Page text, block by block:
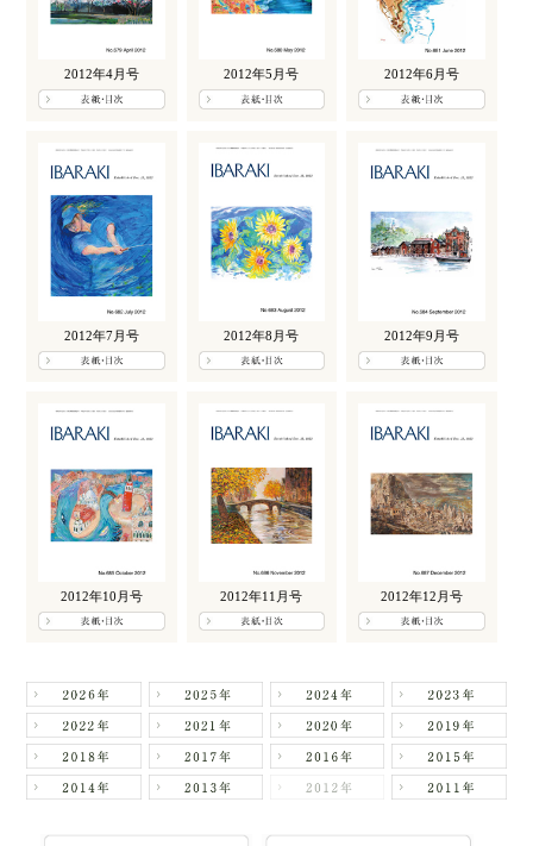
2012年4月号 2012年5月号 2012年6月号
2012年7月号 2012年8月号 2012年9月号
2012年10月号 2012年11月号 2012年12月号